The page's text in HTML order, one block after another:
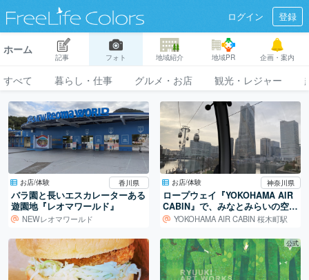
ログイン 登録
ホーム
記事 フォト 地域紹介 地域PR 企画・案内
すべて 暮らし・仕事 グルメ・お店 観光・レジャー
お店/体験 香川県
バラ園と長いエスカレーターある
遊園地『レオマワールド』
NEWレオマワールド
お店/体験 神奈川県
ロープウェイ『YOKOHAMA AIR
CABIN』で、みなとみらいの空を
散歩♪YOKOHAMA AIR CABIN 桜木町駅
公式